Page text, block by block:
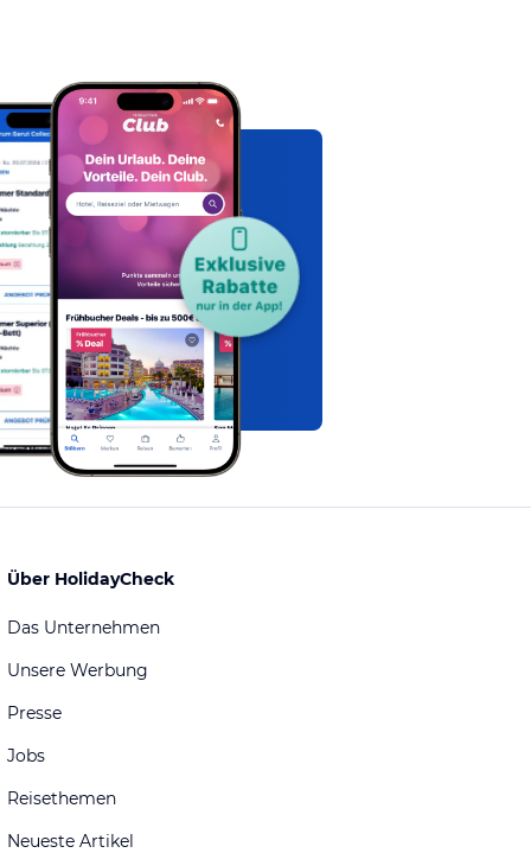
Über HolidayCheck
Das Unternehmen
Unsere Werbung
Presse
Jobs
Reisethemen
Neueste Artikel